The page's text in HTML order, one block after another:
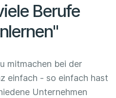
Berufe
mitmachen bei der
einfach - so einfach hast
Unternehmen